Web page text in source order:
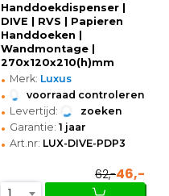
Handdoekdispenser |
DIVE | RVS | Papieren
Handdoeken |
Wandmontage |
270x120x210(h)mm
• Merk: Luxus
• voorraad controleren
• Levertijd: zoeken
• Garantie: 1 jaar
• Art.nr: LUX-DIVE-PDP3
62,-46,-